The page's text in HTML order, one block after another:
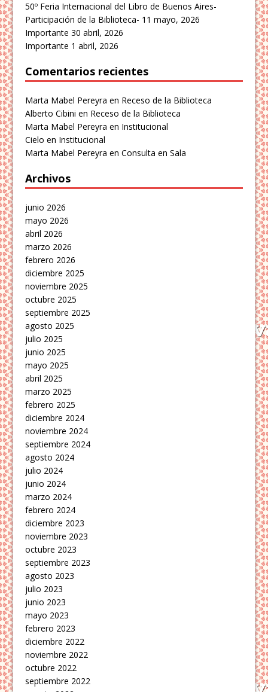
50º Feria Internacional del Libro de Buenos Aires-
Participación de la Biblioteca- 11 mayo, 2026
Importante 30 abril, 2026
Importante 1 abril, 2026
Comentarios recientes
Marta Mabel Pereyra en Receso de la Biblioteca
Alberto Cibini en Receso de la Biblioteca
Marta Mabel Pereyra en Institucional
Cielo en Institucional
Marta Mabel Pereyra enConsulta en Sala
Archivos
junio 2026
mayo 2026
abril 2026
marzo 2026
febrero 2026
diciembre 2025
noviembre 2025
octubre 2025
septiembre 2025
agosto 2025
julio 2025
junio 2025
mayo 2025
abril 2025
marzo 2025
febrero 2025
diciembre 2024
noviembre 2024
septiembre 2024
agosto 2024
julio 2024
junio 2024
marzo 2024
febrero 2024
diciembre 2023
noviembre 2023
octubre 2023
septiembre 2023
agosto 2023
julio 2023
junio 2023
mayo 2023
febrero 2023
diciembre 2022
noviembre 2022
octubre 2022
septiembre 2022